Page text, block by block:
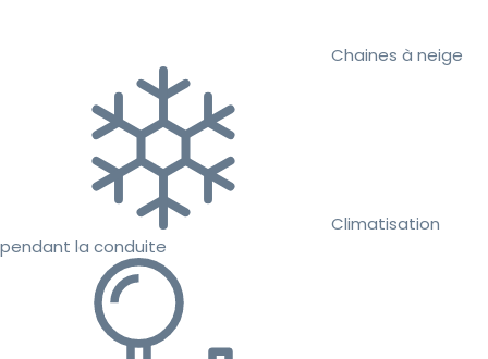
Chaines à neige
Climatisation
pendant la conduite